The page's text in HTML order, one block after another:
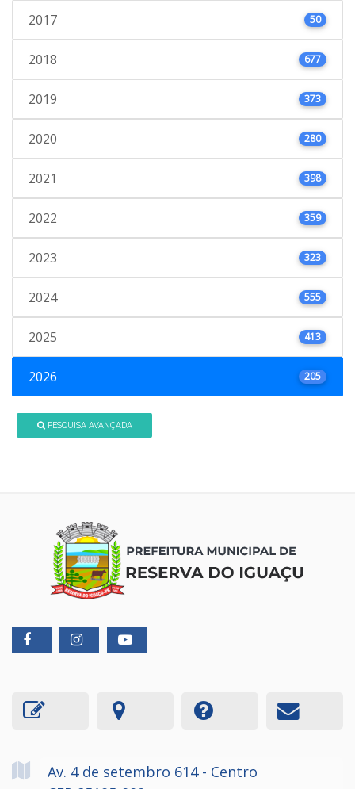
2017 50
2018 677
2019 373
2020 280
2021 398
2022 359
2023 323
2024 555
2025 413
2026 205
PESQUISA AVANÇADA
Av. 4 de setembro 614 - Centro